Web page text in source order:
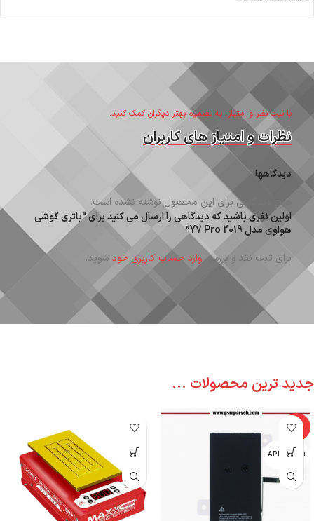
با ثبت نظر و امتیاز، به تصمیم بهتر دیگران کمک کنید.
نظرات و امتیاز های کاربران
دیدگاهها
هیچ دیدگاهی برای این محصول نوشته نشده است.
اولین نفری باشید که دیدگاهی را ارسال می کنید برای “باتری گوشی
هواوی مدل Y7 Pro 2019”
برای ثبت نقد و بررسیوارد حساب کاربری خود شوید.
جدید ترین محصولات ...
-6%
اپل - APPLE